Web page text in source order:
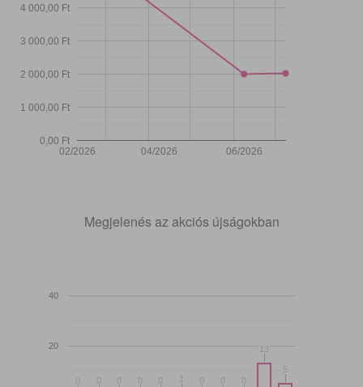
02/2026 04/2026 06/2026
0,00 Ft
1 000,00 Ft
2 000,00 Ft
3 000,00 Ft
4 000,00 Ft
Megjelenés az akciós újságokban
20
40
00 00 00 00 00 11 00 00 00
13
13
55